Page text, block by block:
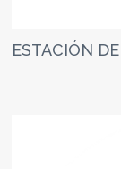
ESTACIÓN